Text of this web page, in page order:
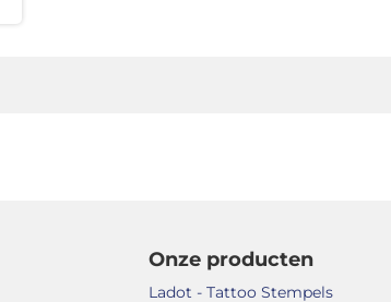
Onze producten
Ladot - Tattoo Stempels